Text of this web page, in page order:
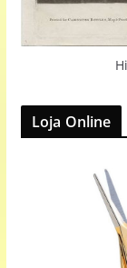
Loja Online